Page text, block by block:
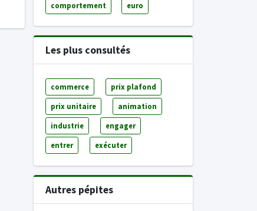
comportement euro
Les plus consultés
commerce prix plafond
prix unitaire animation
industrie engager
entrer exécuter
Autres pépites